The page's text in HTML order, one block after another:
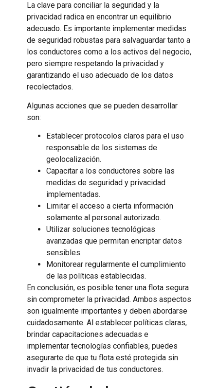
La clave para conciliar la seguridad y la
privacidad radica en encontrar un equilibrio
adecuado. Es importante implementar medidas
de seguridad robustas para salvaguardar tanto a
los conductores como a los activos del negocio,
pero siempre respetando la privacidad y
garantizando el uso adecuado de los datos
recolectados.
Algunas acciones que se pueden desarrollar
son:
Establecer protocolos claros para el uso
responsable de los sistemas de
geolocalización.
Capacitar a los conductores sobre las
medidas de seguridad y privacidad
implementadas.
Limitar el acceso a cierta información
solamente al personal autorizado.
Utilizar soluciones tecnológicas
avanzadas que permitan encriptar datos
sensibles.
Monitorear regularmente el cumplimiento
de las políticas establecidas.
En conclusión, es posible tener una flota segura
sin comprometer la privacidad. Ambos aspectos
son igualmente importantes y deben abordarse
cuidadosamente. Al establecer políticas claras,
brindar capacitaciones adecuadas e
implementar tecnologías confiables, puedes
asegurarte de que tu flota esté protegida sin
invadir la privacidad de tus conductores.